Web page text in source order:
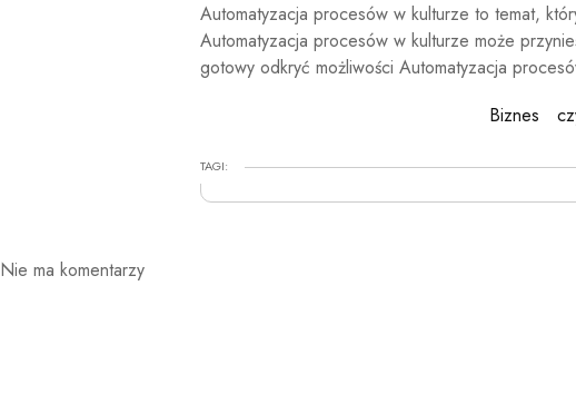
Automatyzacja procesów w kulturze to temat,
Automatyzacja procesów w kulturze może
gotowy odkryć możliwości Automatyzacja
Biznes
TAGI:
Nie ma komentarzy